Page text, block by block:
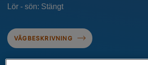
Lör - sön: Stängt
VÄGBESKRIVNING